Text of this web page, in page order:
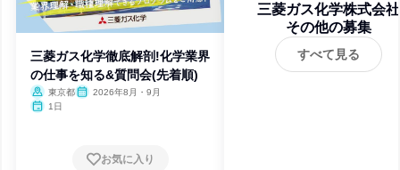
三菱ガス化学徹底解剖!化学業界
の仕事を知る&質問会(先着順)
東京都
2026年8月・9月
1日
お気に入り
三菱ガス化学株式会社
その他の募集
すべて見る